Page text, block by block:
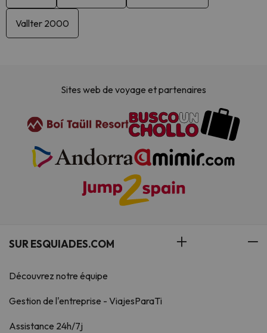
Vallter 2000
Sites web de voyage et partenaires
SUR ESQUIADES.COM
Découvrez notre équipe
Gestion de l'entreprise - ViajesParaTi
Assistance 24h/7j